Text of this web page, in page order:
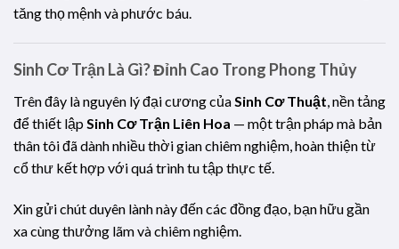
tăng thọ mệnh và phước báu.
Sinh Cơ Trận Là Gì? Đỉnh Cao Trong Phong Thủy
Trên đây là nguyên lý đại cương của Sinh Cơ Thuật , nền tảng
để thiết lập Sinh Cơ Trận Liên Hoa — một trận pháp mà bản
thân tôi đã dành nhiều thời gian chiêm nghiệm, hoàn thiện từ
cổ thư kết hợp với quá trình tu tập thực tế.
Xin gửi chút duyên lành này đến các đồng đạo, bạn hữu gần
xa cùng thưởng lãm và chiêm nghiệm.